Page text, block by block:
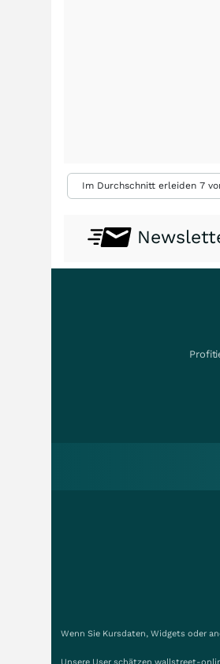
Im Durchschnitt erleiden 7
Wenn Sie Kursdaten, Widgets oder